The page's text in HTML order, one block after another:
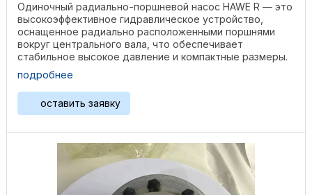
Одиночный радиально-поршневой насос HAWE R — это
высокоэффективное гидравлическое устройство,
оснащенное радиально расположенными поршнями
вокруг центрального вала, что обеспечивает
стабильное высокое давление и компактные размеры.
Изготовленный из ...
подробнее
оставить заявку